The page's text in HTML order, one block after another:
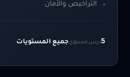
التراخيص والأمان
5درس مستوىجميع المستويات